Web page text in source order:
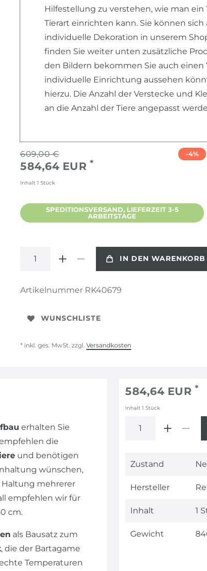
Hilfestellung zu verstehen, wie man ein
Tierart einrichten kann. Sie können
individuelle Dekoration in unserem
finden Sie weiter unten zusätzliche
den Bildern bekommen Sie auch einen
individuelle Einrichtung aussehen
hierzu. Die Anzahl der Verstecke und
an die Anzahl der Tiere angepasst
609,00 €
584,64 EUR *
Inhalt 1 Stück
-4%
SPEDITIONSVERSAND, LIEFERZEIT 3-5
ARBEITSTAGE
IN DEN WARENKORB
Artikelnummer RK40679
WUNSCHLISTE
* inkl. ges. MwSt. zzgl. Versandkosten
erhalten Sie
die
und benötigen
wünschen,
mehrerer
empfehlen wir für
cm.
als Bausatz zum
, die der Bartagame
Temperaturen
584,64 EUR *
Inhalt1Stück
Technisches
Wert
Zustand
Hersteller
Inhalt 1
Gewicht